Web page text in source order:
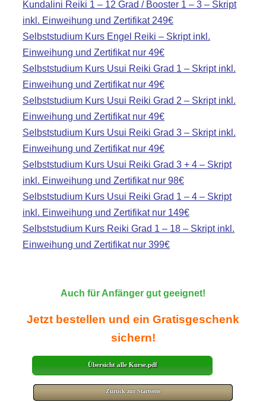
Kundalini Reiki 1 – 12 Grad / Booster 1 – 3 – Skript
inkl. Einweihung und Zertifikat 249€
Selbststudium Kurs Engel Reiki – Skript inkl.
Einweihung und Zertifikat nur 49€
Selbststudium Kurs Usui Reiki Grad 1 – Skript inkl.
Einweihung und Zertifikat nur 49€
Selbststudium Kurs Usui Reiki Grad 2 – Skript inkl.
Einweihung und Zertifikat nur 49€
Selbststudium Kurs Usui Reiki Grad 3 – Skript inkl.
Einweihung und Zertifikat nur 49€
Selbststudium Kurs Usui Reiki Grad 3 + 4 – Skript
inkl. Einweihung und Zertifikat nur 98€
Selbststudium Kurs Usui Reiki Grad 1 – 4 – Skript
inkl. Einweihung und Zertifikat nur 149€
Selbststudium Kurs Reiki Grad 1 – 18 – Skript inkl.
Einweihung und Zertifikat nur 399€
Auch für Anfänger gut geeignet!
Jetzt bestellen und ein Gratisgeschenk
sichern!
Übersicht alle Kurse.pdf
Zurück zur Startseite